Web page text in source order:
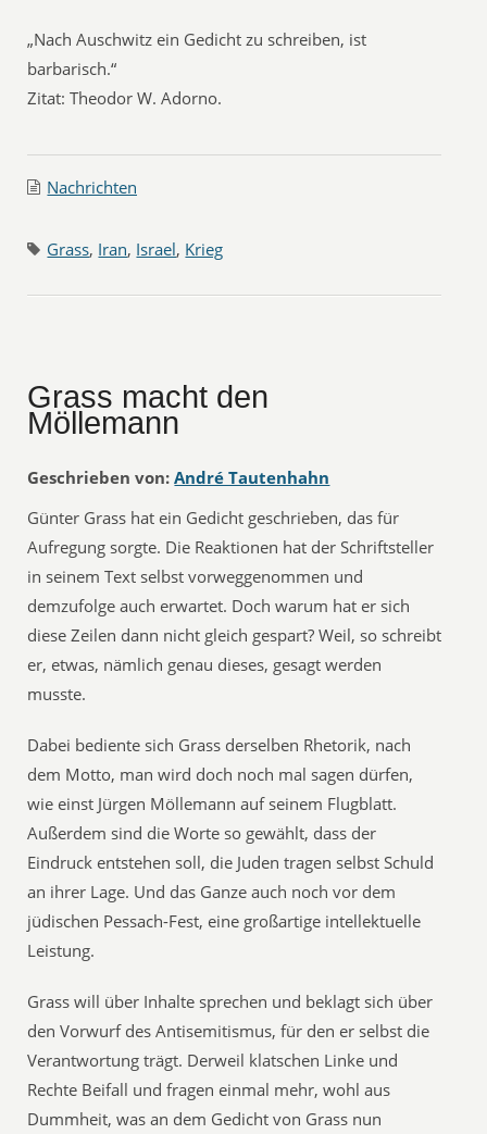
„Nach Auschwitz ein Gedicht zu schreiben, ist
barbarisch.“
Zitat: Theodor W. Adorno.
Nachrichten
Grass, Iran, Israel, Krieg
Grass macht den
Möllemann
Geschrieben von: André Tautenhahn
Günter Grass hat ein Gedicht geschrieben, das für
Aufregung sorgte. Die Reaktionen hat der Schriftsteller
in seinem Text selbst vorweggenommen und
demzufolge auch erwartet. Doch warum hat er sich
diese Zeilen dann nicht gleich gespart? Weil, so schreibt
er, etwas, nämlich genau dieses, gesagt werden
musste.
Dabei bediente sich Grass derselben Rhetorik, nach
dem Motto, man wird doch noch mal sagen dürfen,
wie einst Jürgen Möllemann auf seinem Flugblatt.
Außerdem sind die Worte so gewählt, dass der
Eindruck entstehen soll, die Juden tragen selbst Schuld
an ihrer Lage. Und das Ganze auch noch vor dem
jüdischen Pessach-Fest, eine großartige intellektuelle
Leistung.
Grass will über Inhalte sprechen und beklagt sich über
den Vorwurf des Antisemitismus, für den er selbst die
Verantwortung trägt. Derweil klatschen Linke und
Rechte Beifall und fragen einmal mehr, wohl aus
Dummheit, was an dem Gedicht von Grass nun